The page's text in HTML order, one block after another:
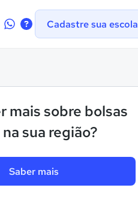
Contate-Cadastre sua escola
mais sobre bolsas
sua região?
Saber mais